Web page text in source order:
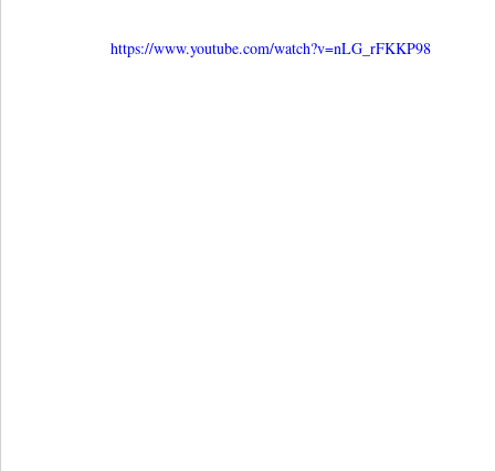
https://www.youtube.com/watch?v=nLG_rFKKP98